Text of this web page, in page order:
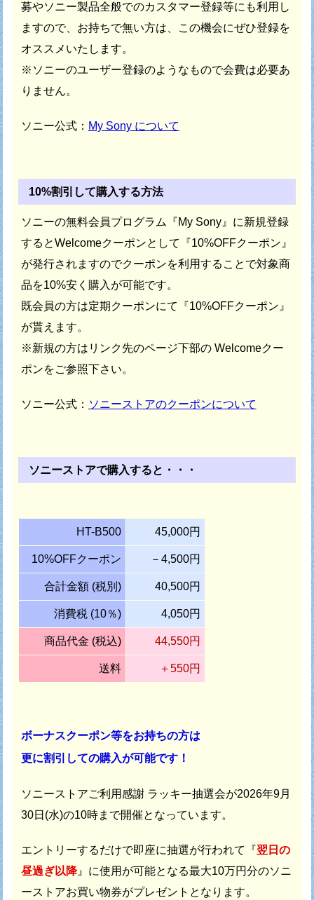
募やソニー製品全般でのカスタマー登録等にも利用し
ますので、 お持ちで無い方は、この機会にぜひ登録を
オススメいたします。
※ソニーのユーザー登録のようなもので会費は必要あ
りません。
ソニー公式： My Sony について
10%割引して購入する方法
ソニーの無料会員プログラム『My Sony』に新規登録
するとWelcomeクーポンとして『10%OFFクーポン』
が発行されますのでクーポンを利用することで対象商
品を10%安く購入が可能です。
既会員の方は定期クーポンにて『10%OFFクーポン』
が貰えます。
※新規の方はリンク先のページ下部の Welcomeクー
ポンをご参照下さい。
ソニー公式： ソニーストアのクーポンについて
ソニーストアで購入すると・・・
HT-B500 45,000円
10%OFFクーポン －4,500円
合計金額 (税別) 40,500円
消費税 (10％) 4,050円
商品代金 (税込) 44,550円
送料 ＋550円
ボーナスクーポン等をお持ちの方は
更に割引しての購入が可能です！
ソニーストアご利用感謝 ラッキー抽選会が2026年9月
30日(水)の10時まで開催となっています。
エントリーするだけで即座に抽選が行われて 『翌日の
昼過ぎ以降』に使用が可能となる最大10万円分のソニ
ーストアお買い物券がプレゼントとなります。